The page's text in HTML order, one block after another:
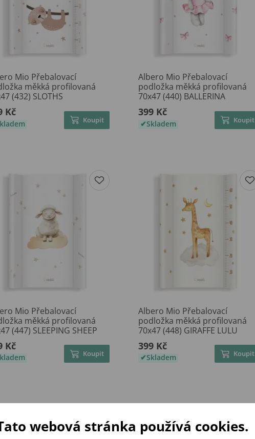
Mio Přebalovací
měkká profilovaná
(432) SLOTHS
Kč
Koupit
Albero Mio Přebalovací
podložka měkká profilovaná
70x47 (440) BALLERINA
399 Kč
Skladem Koupit
Mio Přebalovací
měkká profilovaná
(447) SLEEPING SHEEP
Kč
Koupit
Albero Mio Přebalovací
podložka měkká profilovaná
70x47 (448) GIRAFFE LULU
399 Kč
Skladem Koupit
webová stránka používá cookies.